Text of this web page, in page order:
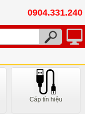
0904.331.240
Cáp tín hiệu